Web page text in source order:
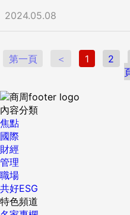
2024.05.08
第一頁 ＜ 1 2
內容分類
焦點
國際
財經
管理
職場
共好ESG
特色頻道